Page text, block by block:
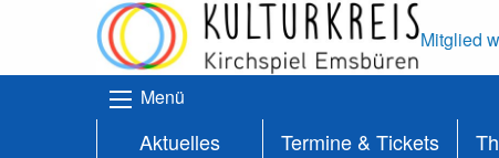
Mitglied
Menü
Aktuelles Termine & Tickets